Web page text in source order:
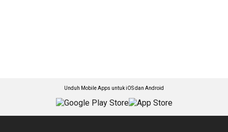
Unduh Mobile Apps untuk iOS dan Android